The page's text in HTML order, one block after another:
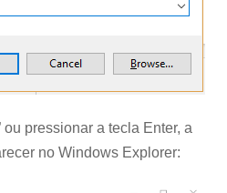
ou pressionar a tecla Enter, a
no Windows Explorer: